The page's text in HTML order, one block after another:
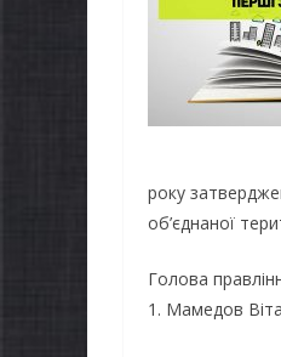
року
об’єднаної
Голова
1. Мамедов